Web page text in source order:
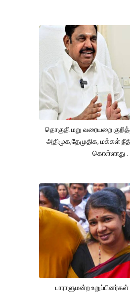
தொகுதி மறு வரையறை
அதிமுக,தேமுதிக, மக்கள்
கொள்ளாது .
பாராளுமன்ற